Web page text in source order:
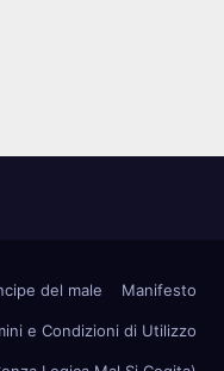
del male Manifesto
e Condizioni di Utilizzo